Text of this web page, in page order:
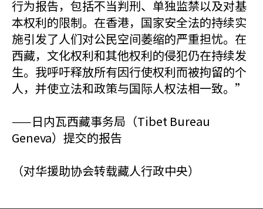
行为报告，包括不当判刑、单独监禁以及对基
本权利的限制。在香港，国家安全法的持续实
施引发了人们对公民空间萎缩的严重担忧。在
西藏，文化权利和其他权利的侵犯仍在持续发
生。我呼吁释放所有因行使权利而被拘留的个
人，并使立法和政策与国际人权法相一致。”
——日内瓦西藏事务局（Tibet Bureau
Geneva） 提交的报告
（对华援助协会转载藏人行政中央）